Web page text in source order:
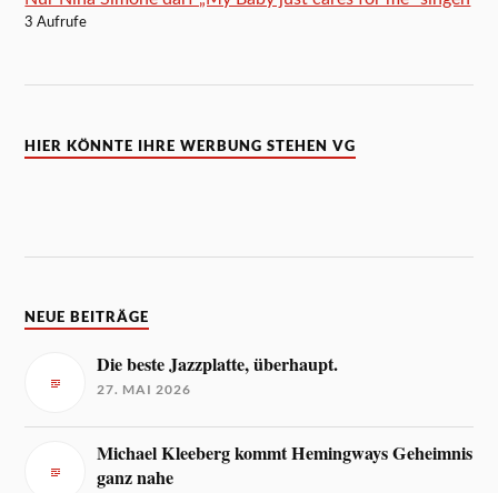
3 Aufrufe
HIER KÖNNTE IHRE WERBUNG STEHEN VG
NEUE BEITRÄGE
Die beste Jazzplatte, überhaupt.
27. MAI 2026
Michael Kleeberg kommt Hemingways Geheimnis
ganz nahe